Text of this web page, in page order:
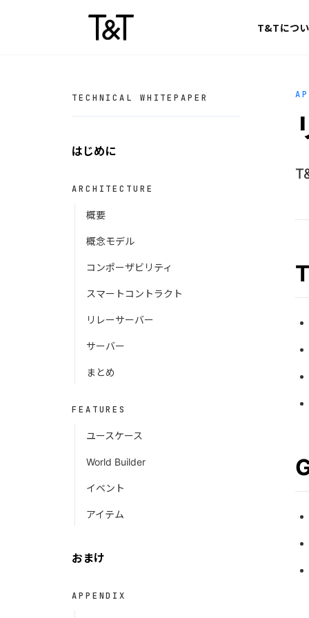
T&Tにつ
TECHNICAL WHITEPAPER
はじめに
ARCHITECTURE
概要
概念モデル
コンポーザビリティ
スマートコントラクト
リレーサーバー
サーバー
まとめ
FEATURES
ユースケース
World Builder
イベント
アイテム
おまけ
APPENDIX